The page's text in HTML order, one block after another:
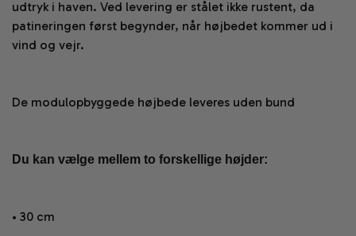
udtryk i haven. Ved levering er stålet ikke rustent, da
patineringen først begynder, når højbedet kommer ud i
vind og vejr.
De modulopbyggede højbede leveres uden bund
Du kan vælge mellem to forskellige højder:
• 30 cm